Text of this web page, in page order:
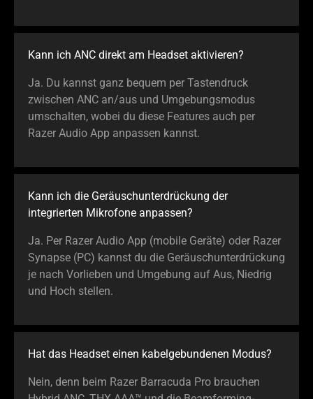
Kann ich ANC direkt am Headset aktivieren?
Ja. Du kannst ganz bequem per Tastendruck
zwischen ANC an/aus und Umgebungsmodus
umschalten, wobei du diese Features auch per
Razer Audio App anpassen kannst.
Kann ich die Geräuschunterdrückung der
integrierten Mikrofone anpassen?
Ja. Per Razer Audio App (mobile Geräte) oder Razer
Synapse (PC) kannst du die Geräuschunterdrückung
je nach Vorlieben und Umgebung auf Aus, Niedrig
und Hoch stellen.
Hat das Headset einen kabelgebundenen Modus?
Nein, denn beim Razer Barracuda Pro brauchen